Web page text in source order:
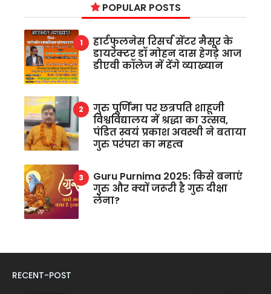
POPULAR POSTS
हार्टफुलनेस रिसर्च सेंटर मैसूर के
डायरेक्टर डॉ मोहन दास हेगड़े आज
डीएवी कॉलेज में देंगे व्याख्यान
गुरु पूर्णिमा पर छत्रपति शाहूजी
विश्वविद्यालय में श्रद्धा का उत्सव,
पंडित स्वयं प्रकाश अवस्थी ने बताया
गुरु परंपरा का महत्व
Guru Purnima 2025: किसे बनाएं
गुरु और क्यों जरूरी है गुरु दीक्षा
लेना?
RECENT-POST